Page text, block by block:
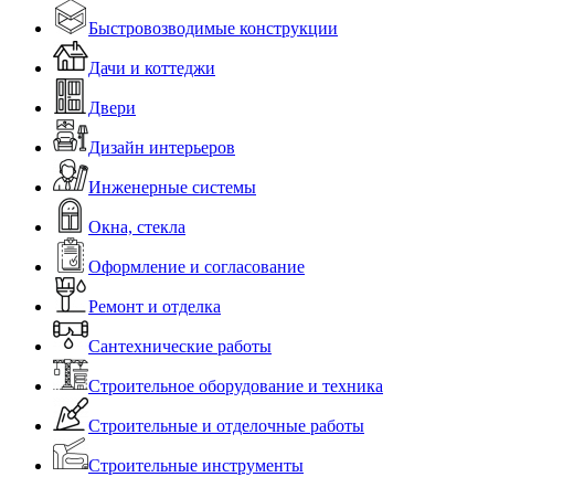
Быстровозводимые конструкции
Дачи и коттеджи
Двери
Дизайн интерьеров
Инженерные системы
Окна, стекла
Оформление и согласование
Ремонт и отделка
Сантехнические работы
Строительное оборудование и техника
Строительные и отделочные работы
Строительные инструменты